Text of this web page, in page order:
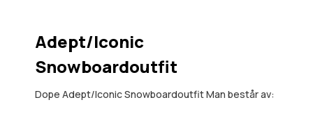
Adept/Iconic
Snowboardoutfit
Dope Adept/Iconic Snowboardoutfit Man består av: